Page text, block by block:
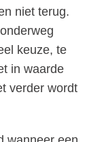
niet terug.
keuze, te
in waarde
verder wordt